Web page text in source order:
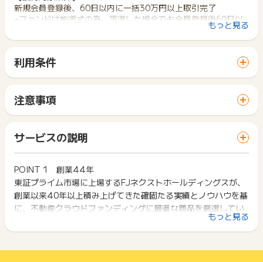
新規会員登録後、60日以内に一括30万円以上取引完了
※ファンドは抽選式の為、落選した場合でも会員登録後60日以
※1万、5万出資、10万出資とのプログラムは横断できません。
す。
※ファンドへの入金が完了し、運用開始が条件となります。
【獲得対象外条件】
・学生の方/無職/パート/アルバイト
・新規会員以外の方からの申込
・虚偽の情報が登録されていた場合
・過去にGALA FUNDINGのサービスを利用したことのある方
・取引の際に一括30万円以上取引完了に至らなかった場合
・登録情報の不備、サービス事業者が不正登録と判断した場
合。
・キャンセル、返金をされた方
・20歳未満の方からの申込
※登録から出資完了まで審査等も発生しますので審査中に募集期
間が終了しても延長は不可となりますので余裕を持って登録く
もっと見る
利用条件
サイトに移動してからお申し込みやお買い物が完了するまでの
間に、同じブラウザ（※）で他のサイトに移動した場合はポイン
ト獲得ができません。
「 サイトへ行ってポイントGET 」ボタンを押した時とサービ
ス・お買い物利用時で、デバイス・ブラウザが異なる場合はポ
イント獲得ができません。
2回以上同じお買い物・サービスをご利用される場合は、毎回
ポイントタウンに戻り、「 サイトへ行ってポイントGET 」ボ
タンを押してからご利用ください。
下記の事項に該当する場合、広告主側で対象外とみなし、「獲
い物を複数回ご利用された場合
注意事項
一部のサービスにつきましては、1商品につき10円単位の金額
は切り捨てとなります。
ポイント獲得が1ポイント未満のものは切り捨てとなり、ポイ
ント履歴には記載されません。
原則として広告主側のポイント等を利用して支払われた金額分
につきましては、ポイントタウンのポイント獲得の対象には含
まれません。
広告主が運営しているサービスの都合もしくは会員様の都合で
商品の交換や一部でもキャンセルされた場合、ポイントが無効
になる可能性もございます。
サービスの説明
POINT 1 創業44年
東証プライム市場に上場するFJネクストホールディングスが、
創業以来40年以上積み上げてきた確固たる実績とノウハウを基
に、不動産クラウドファンディングに最適な商品を厳選してい
もっと見る